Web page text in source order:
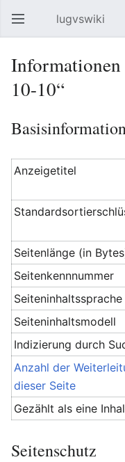
Hauptmenü öffnen lugvswiki
Informationen
10-10“
Anzeigetitel
Seitenlänge (in
Seitenkennnummer
Seiteninhaltssprache
Seiteninhaltsmodell
Indizierung durch
Anzahl der
dieser Seite
Gezählt als eine
Seitenschutz